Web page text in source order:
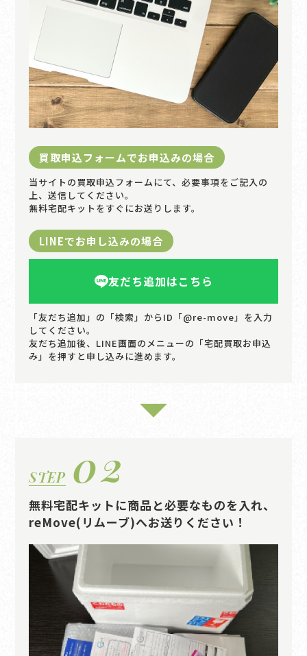
買取申込フォームでお申込みの場合
当サイトの買取申込フォームにて、必要事項をご記入の
上、送信してください。
無料宅配キットをすぐにお送りします。
LINEでお申し込みの場合
友だち追加はこちら
「友だち追加」の「検索」からID「@re-move」を入力
してください。
友だち追加後、LINE画面のメニューの「宅配買取お申込
み」を押すと申し込みに進めます。
STEP 02
無料宅配キットに商品と必要なものを入れ、
reMove(リムーブ)へお送りください！